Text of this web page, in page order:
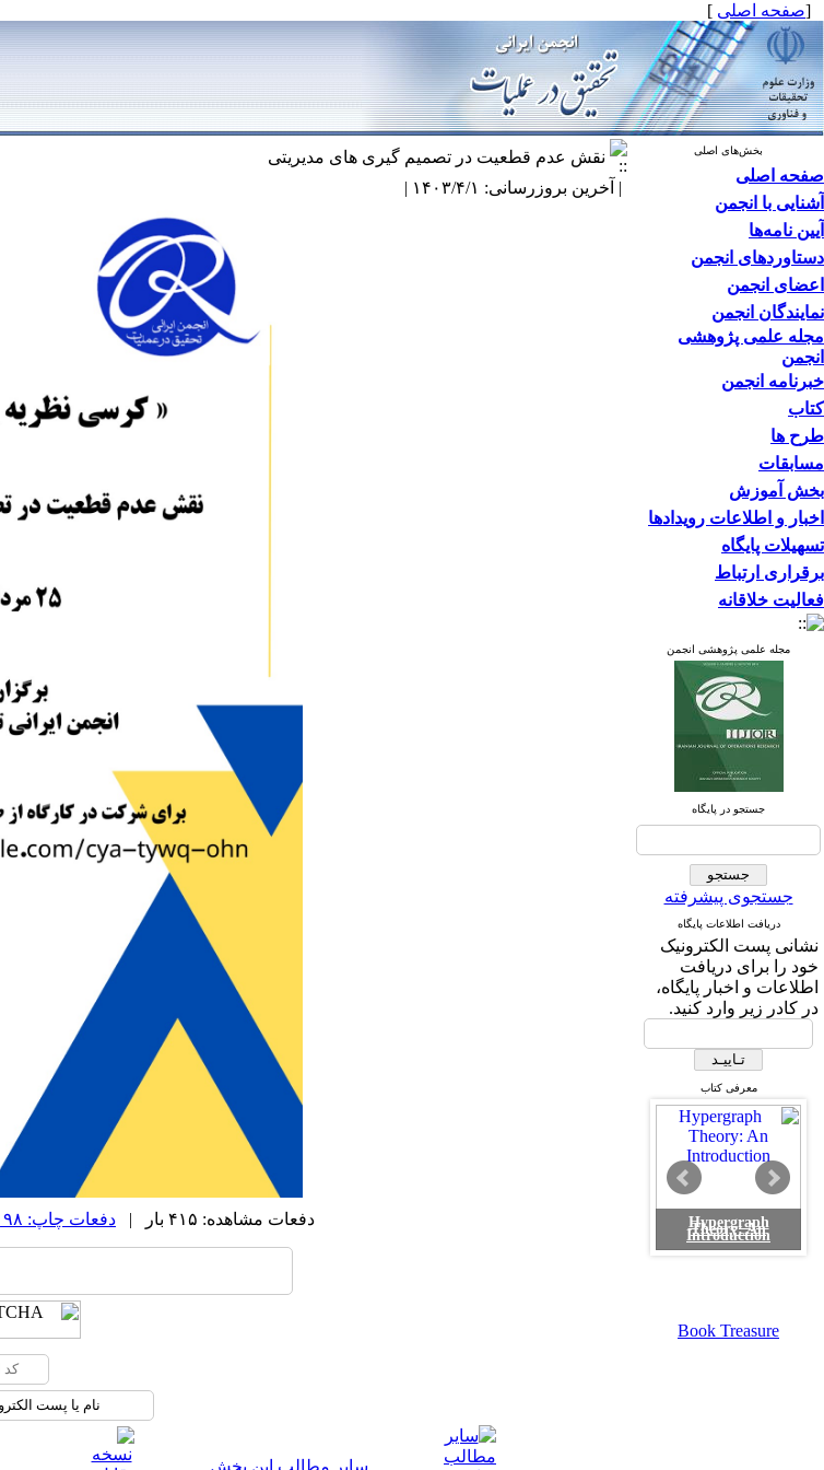
[صفحه اصلی ]
بخش‌های اصلی
صفحه اصلی
آشنایی با انجمن
آیین نامه‌ها
دستاوردهای انجمن
اعضای انجمن
نمایندگان انجمن
مجله علمی پژوهشی
انجمن
خبرنامه انجمن
کتاب
طرح ها
مسابقات
بخش آموزش
اخبار و اطلاعات رویدادها
تسهیلات پایگاه
برقراری ارتباط
فعالیت خلاقانه
مجله علمی پژوهشی انجمن
جستجو در پایگاه
جستجوی پیشرفته
دریافت اطلاعات پایگاه
نشانی پست الکترونیک
خود را برای دریافت
اطلاعات و اخبار پایگاه،
در کادر زیر وارد کنید.
معرفی کتاب
Hypergraph
Theory: An
Introduction
Game Theory: An
Introduction
Book Treasure
نقش عدم قطعیت در تصمیم گیری های مدیریتی
| آخرین بروزرسانی: ۱۴۰۳/۴/۱ |
دفعات مشاهده: ۴۱۵ بار | دفعات چاپ: ۹۸ بار
سایر مطالب این بخش